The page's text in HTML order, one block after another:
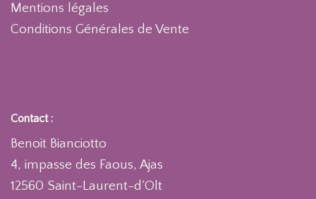
Mentions légales
Conditions Générales de Vente
Contact :
Benoit Bianciotto
4, impasse des Faous, Ajas
12560 Saint-Laurent-d’Olt